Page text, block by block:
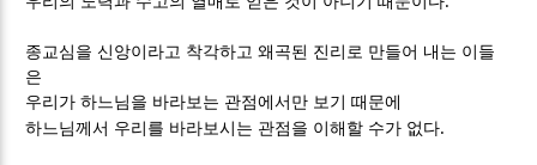
종교심을 신앙이라고 착각하고 왜곡된 진리로 만들어 내는 이들
은
우리가 하느님을 바라보는 관점에서만 보기 때문에
하느님께서 우리를 바라보시는 관점을 이해할 수가 없다.